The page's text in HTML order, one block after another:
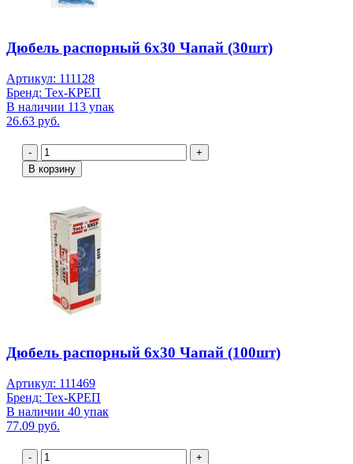
Дюбель распорный 6х30 Чапай (30шт)
Артикул: 111128
Бренд: Тех-КРЕП
В наличии 113 упак
26.63 руб.
-
+
В корзину
Дюбель распорный 6х30 Чапай (100шт)
Артикул: 111469
Бренд: Тех-КРЕП
В наличии 40 упак
77.09 руб.
-
+